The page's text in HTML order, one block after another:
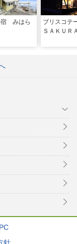
宿 みはら
ブリスコ
ＳＡＫＵＲ
PC